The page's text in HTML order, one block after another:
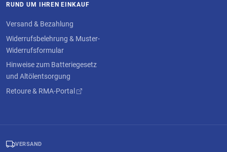
RUND UM IHREN EINKAUF
Versand & Bezahlung
Widerrufsbelehrung & Muster-
Widerrufsformular
Hinweise zum Batteriegesetz
und Altölentsorgung
Retoure & RMA-Portal
VERSAND